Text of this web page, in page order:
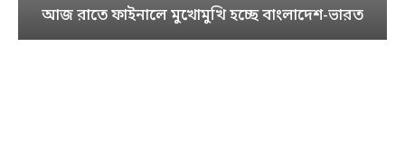
আজ রাতে ফাইনালে মুখোমুখি হচ্ছে বাংলাদেশ-ভারত